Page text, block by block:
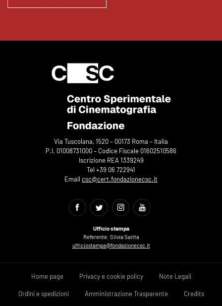
Via Tuscolana, 1520 – 00173 Roma – Italia
P.I. 01008731000 – Codice Fiscale 01602510586
Iscrizione REA 1339249
Tel +39 06 722941
Email csc@cert.fondazionecsc.it
Ufficio stampa
Referente: Silvia Saitta
ufficiostampa@fondazionecsc.it
Home page Privacy e cookie policy Note Legali
Ordini e spedizioni Amministrazione Trasparente Credits